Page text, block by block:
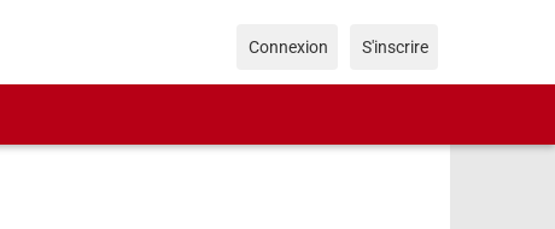
Connexion S'inscrire